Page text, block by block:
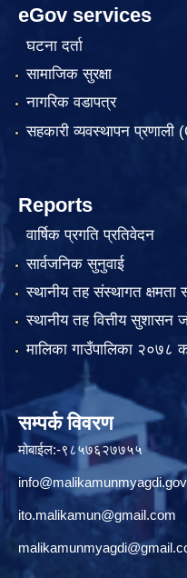
eGov services
घटना दर्ता
सामाजिक सुरक्षा
नागरिक वडापत्र
सहकारी व्यवस्थापन
Reports
वार्षिक प्रगति प्रतिवेदन
सार्वजनिक सुनुवाई
स्थानीय तह संस्थागत क्षमता
स्थानीय तह वित्तीय सुशासन
मालिका गाउँपालिका २०७८
सम्पर्क विवरण
मोबाईल:-९८५७६२७७५५
ito.malikamun@gmail.com